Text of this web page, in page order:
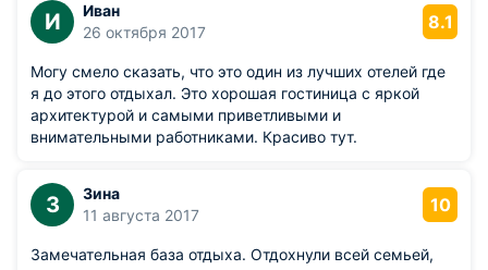
И
Иван
26 октября 2017
8.1
Могу смело сказать, что это один из лучших отелей где
я до этого отдыхал. Это хорошая гостиница с яркой
архитектурой и самыми приветливыми и
внимательными работниками. Красиво тут.
З
Зина
11 августа 2017
10
Замечательная база отдыха. Отдохнули всей семьей,